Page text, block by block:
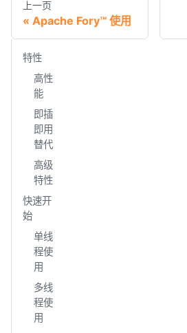
上一页
Apache Fory™ 使用
特性
高性
能
即插
即用
替代
高级
特性
快速开
始
单线
程使
用
多线
程使
用